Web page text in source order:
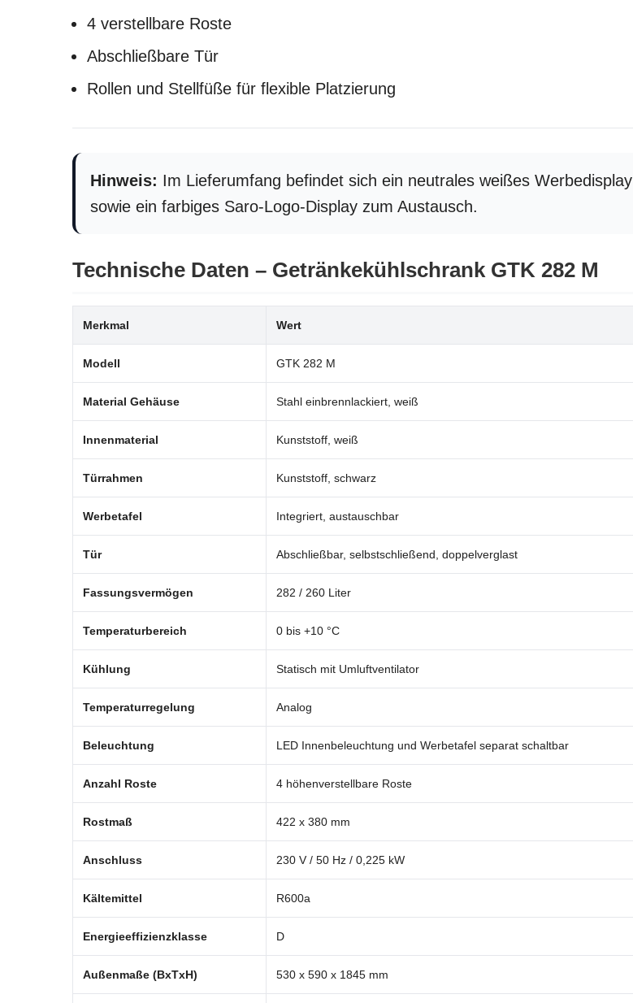
4 verstellbare Roste
Abschließbare Tür
Rollen und Stellfüße für flexible Platzierung
Hinweis: Im Lieferumfang befindet sich ein neutrales weißes Werbedisplay
sowie ein farbiges Saro-Logo-Display zum Austausch.
Technische Daten – Getränkekühlschrank GTK 282 M
Merkmal Wert
Modell GTK 282 M
Material Gehäuse Stahl einbrennlackiert, weiß
Innenmaterial Kunststoff, weiß
Türrahmen Kunststoff, schwarz
Werbetafel Integriert, austauschbar
Tür Abschließbar, selbstschließend, doppelverglast
Fassungsvermögen 282 / 260 Liter
Temperaturbereich 0 bis +10 °C
Kühlung Statisch mit Umluftventilator
Temperaturregelung Analog
Beleuchtung LED Innenbeleuchtung und Werbetafel separat schaltbar
Anzahl Roste 4 höhenverstellbare Roste
Rostmaß 422 x 380 mm
Anschluss 230 V / 50 Hz / 0,225 kW
Kältemittel R600a
Energieeffizienzklasse D
Außenmaße (BxTxH) 530 x 590 x 1845 mm